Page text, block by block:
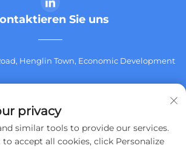
Sie uns
Henglin Town, Economic Development
privacy
similar tools to provide our services.
accept all cookies, click Personalize